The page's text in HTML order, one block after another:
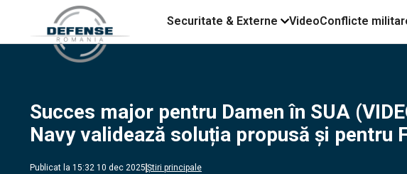
Securitate & Externe VideoConflicte
Succes major pentru Damen în SUA
Navy validează soluția propusă şi pentru
Publicat la 15:32 10 dec 2025 Știri principale